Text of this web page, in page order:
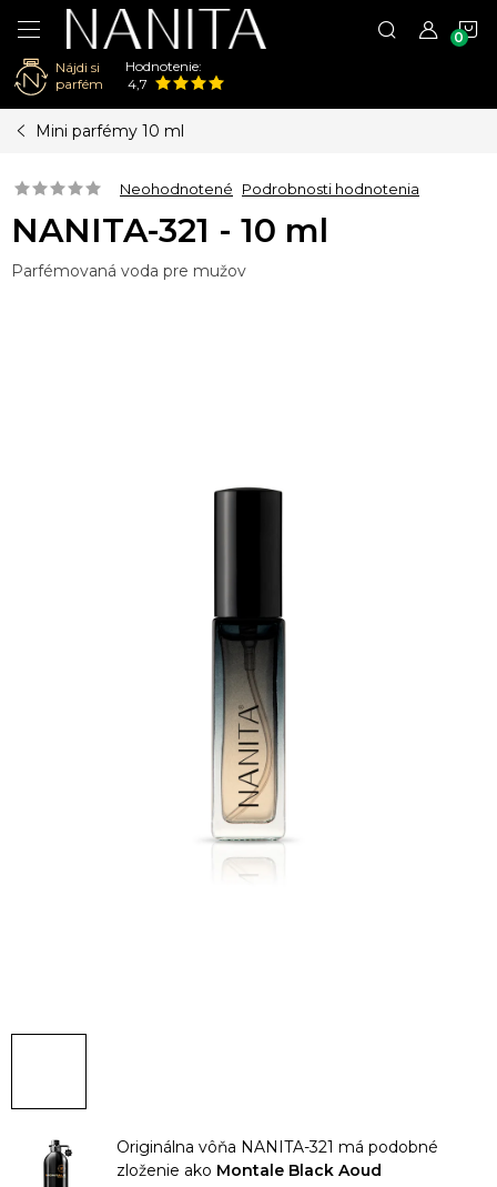
Nájdi si
parfém
Hodnotenie:
4,7
Mini parfémy 10 ml
Neohodnotené Podrobnosti hodnotenia
NANITA-321 - 10 ml
Parfémovaná voda pre mužov
Originálna vôňa NANITA-321 má podobné
zloženie ako Montale Black Aoud